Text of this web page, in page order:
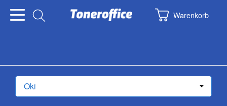
Warenkorb